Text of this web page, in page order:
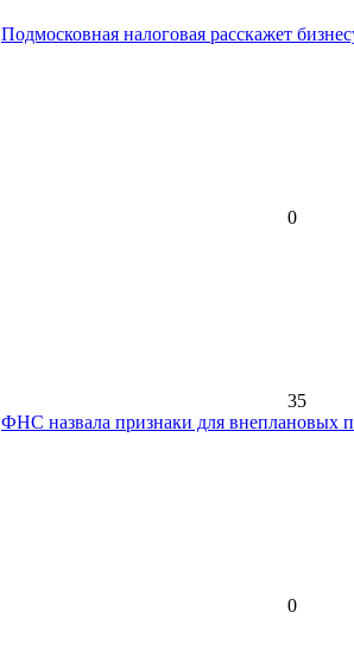
Подмосковная налоговая расскажет
0
35
ФНС назвала признаки для внеплановых
0